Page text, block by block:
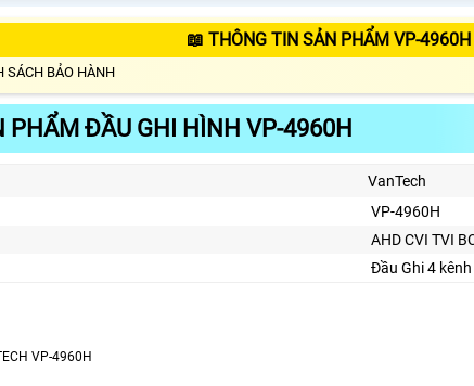
📖 THÔNG TIN SẢN PHẨM VP-4960H
SÁCH BẢO HÀNH
PHẨM ĐẦU GHI HÌNH VP-4960H
VanTech
VP-4960H
AHD CVI TVI
Đầu Ghi 4 kênh
VP-4960H